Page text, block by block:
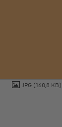
JPG (160,8 KB)